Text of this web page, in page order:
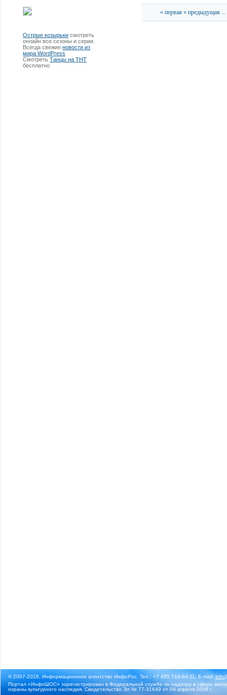
Острые козырьки смотреть
онлайн все сезоны и серии.
Всегда свежие новости из
мира WordPress
Смотреть Танцы на ТНТ
бесплатно
« первая « предыдущая ...
© 2007-2026, Информационное агентство ИнфоРос. Тел.: +7 495 718-84-11, E-mail:
Портал «ИнфоШОС» зарегистрирован в Федеральной службе по надзору в сфере
охраны культурного наследия. Свидетельство Эл № 77-31649 от 04 апреля 2008 г.